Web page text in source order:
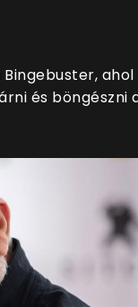
ahol
és böngészni